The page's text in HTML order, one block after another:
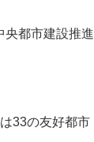
央都市建設推進
33の友好都市